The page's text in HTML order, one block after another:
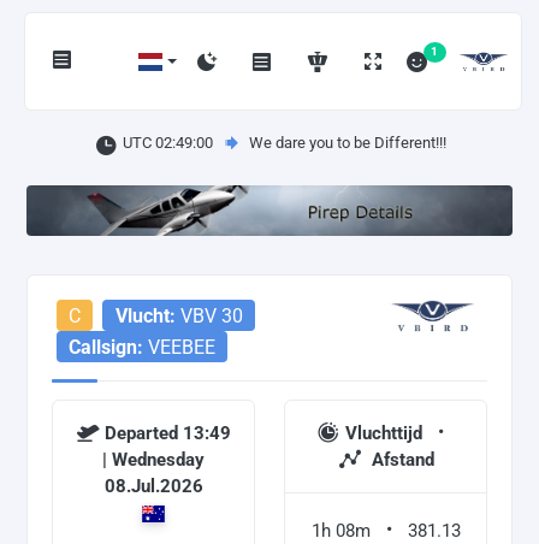
1
UTC 02:49:00 We dare you to be Different!!!
C Vlucht: VBV 30
Callsign: VEEBEE
Departed 13:49
| Wednesday
08.Jul.2026
Vluchttijd
Afstand
1h 08m
381.13